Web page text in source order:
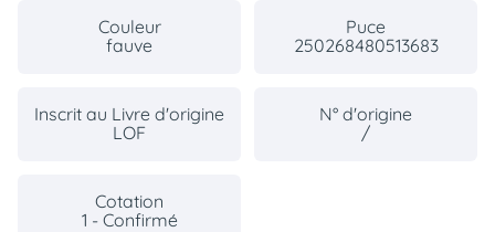
Couleur
fauve
Puce
250268480513683
Inscrit au Livre d'origine
LOF
N° d'origine
/
Cotation
1 - Confirmé